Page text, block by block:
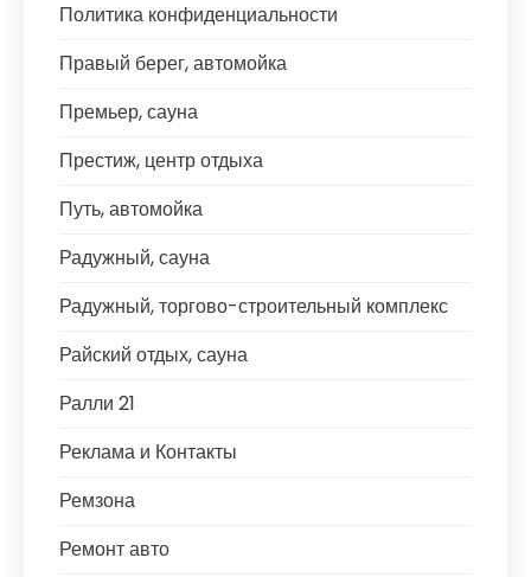
Политика конфиденциальности
Правый берег, автомойка
Премьер, сауна
Престиж, центр отдыха
Путь, автомойка
Радужный, сауна
Радужный, торгово-строительный комплекс
Райский отдых, сауна
Ралли 21
Реклама и Контакты
Ремзона
Ремонт авто